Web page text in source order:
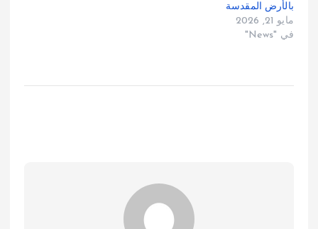
بالأرض المقدسة
مايو 21, 2026
في "News"